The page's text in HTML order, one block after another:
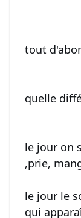
tout
quelle
le jour on
,prie,
le jour le
qui